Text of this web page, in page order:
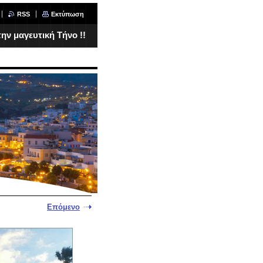
RSS Εκτύπωση
μαγευτική Τήνο !!
Επόμενο